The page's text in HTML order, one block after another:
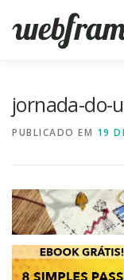
para
jornada-do-
PUBLICADO EM 19